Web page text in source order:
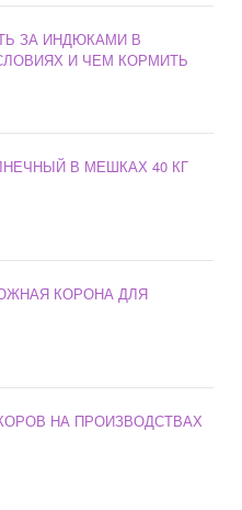
ЗА ИНДЮКАМИ В
И ЧЕМ КОРМИТЬ
В МЕШКАХ 40 КГ
КОРОНА ДЛЯ
НА ПРОИЗВОДСТВАХ